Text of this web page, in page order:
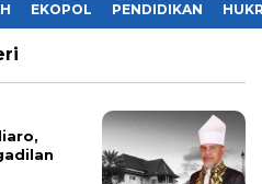
EKOPOL PENDIDIKAN